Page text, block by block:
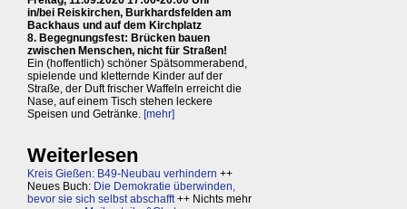
in/bei Reiskirchen, Burkhardsfelden am
Backhaus und auf dem Kirchplatz
8. Begegnungsfest: Brücken bauen
zwischen Menschen, nicht für Straßen!
Ein (hoffentlich) schöner Spätsommerabend,
spielende und kletternde Kinder auf der
Straße, der Duft frischer Waffeln erreicht die
Nase, auf einem Tisch stehen leckere
Speisen und Getränke. [mehr]
Weiterlesen
Kreis Gießen: B49-Neubau verhindern ++
Neues Buch: Die Demokratie überwinden,
bevor sie sich selbst abschafft++ Nichts mehr